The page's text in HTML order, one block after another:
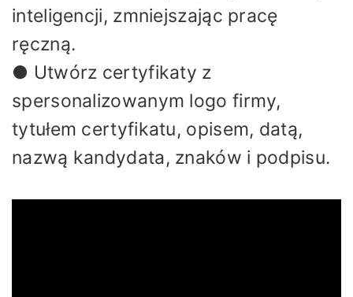
inteligencji, zmniejszając pracę
ręczną.
● Utwórz certyfikaty z
spersonalizowanym logo firmy,
tytułem certyfikatu, opisem, datą,
nazwą kandydata, znaków i podpisu.